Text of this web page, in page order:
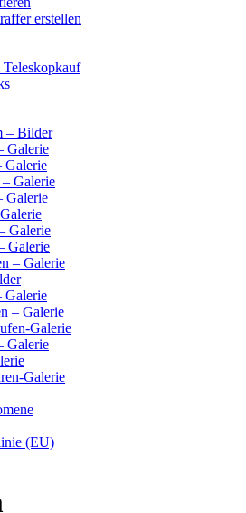
erstellen
Teleskopkauf
– Bilder
Galerie
Galerie
Galerie
Galerie
Galerie
Galerie
– Galerie
Galerie
– Galerie
Galerie
Galerie
Galerie
(EU)